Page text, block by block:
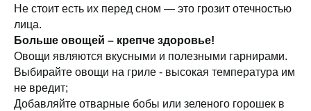
Не стоит есть их перед сном — это грозит отечностью
лица.
Больше овощей – крепче здоровье!
Овощи являются вкусными и полезными гарнирами.
Выбирайте овощи на гриле - высокая температура им
не вредит;
Добавляйте отварные бобы или зеленого горошек в